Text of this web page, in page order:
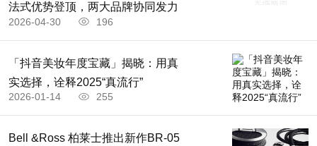
法式优势登顶，两大品牌协同发力
2026-04-30 196
「抖音美妆年度宝藏」揭晓：用真
实选择，诠释2025“真流行”
2026-01-14 255
Bell &Ross 柏莱士推出新作BR-05